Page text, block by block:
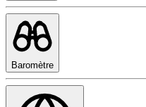
Baromètre